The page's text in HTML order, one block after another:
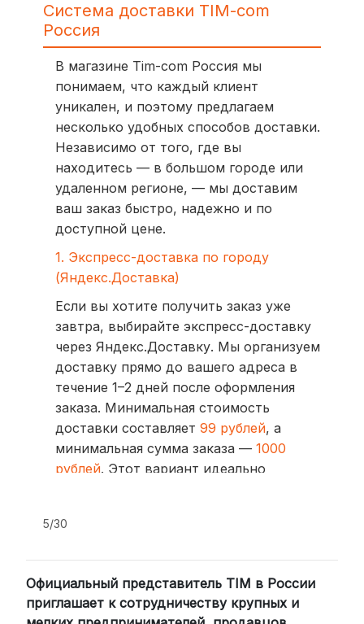
Система доставки TIM-com
Россия
В магазине Tim-com Россия мы
понимаем, что каждый клиент
уникален, и поэтому предлагаем
несколько удобных способов доставки.
Независимо от того, где вы
находитесь — в большом городе или
удаленном регионе, — мы доставим
ваш заказ быстро, надежно и по
доступной цене.
1. Экспресс-доставка по городу
(Яндекс.Доставка)
Если вы хотите получить заказ уже
завтра, выбирайте экспресс-доставку
через Яндекс.Доставку. Мы организуем
доставку прямо до вашего адреса в
течение 1–2 дней после оформления
заказа. Минимальная стоимость
доставки составляет 99 рублей, а
минимальная сумма заказа — 1000
рублей. Этот вариант идеально
компании (СДЭК, BoxBerry, DPD)
Для клиентов из других регионов
России мы сотрудничаем с
5/30
Официальный представитель TIM в России
приглашает к сотрудничеству крупных и